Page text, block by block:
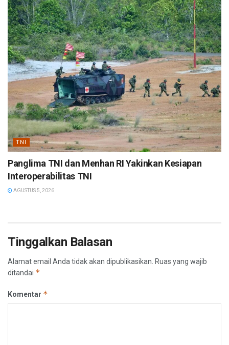
TNI
Panglima TNI dan Menhan RI Yakinkan Kesiapan
Interoperabilitas TNI
AGUSTUS 5, 2026
Tinggalkan Balasan
Alamat email Anda tidak akan dipublikasikan. Ruas yang wajib
ditandai *
Komentar *